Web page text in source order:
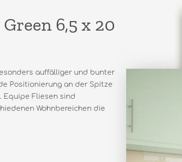
6,5 x 20
auffälliger und bunter
Positionierung an der Spitze
Equipe Fliesen sind
Wohnbereichen die